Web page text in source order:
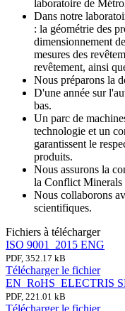
laboratoire de
Dans notre
: la géométrie des
dimensionnement
mesures des
revêtement, ainsi
Nous préparons la
D'une année sur
bas.
Un parc de
technologie et un
garantissent le
produits.
Nous assurons la
la Conflict Minerals
Nous collaborons
scientifiques.
Fichiers à télécharger
ISO 9001_2015 ENG
PDF, 352.17 kB
Télécharger le fichier
EN_RoHS_ELECTRIS
PDF, 221.01 kB